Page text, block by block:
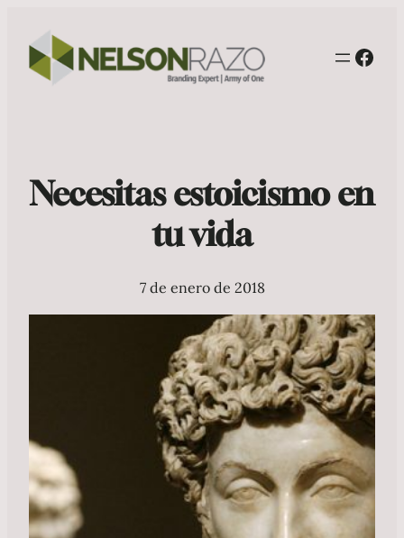
Necesitas estoicismo en
tu vida
7 de enero de 2018